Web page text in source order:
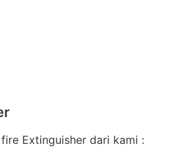
Extinguisher dari kami :